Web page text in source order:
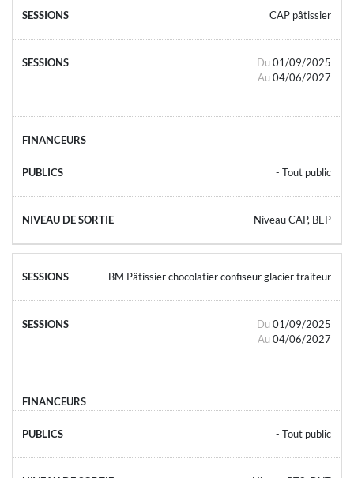
CAP pâtissier
Du 01/09/2025
Au 04/06/2027
- Tout public
Niveau CAP, BEP
BM Pâtissier chocolatier confiseur glacier traiteur
Du 01/09/2025
Au 04/06/2027
- Tout public